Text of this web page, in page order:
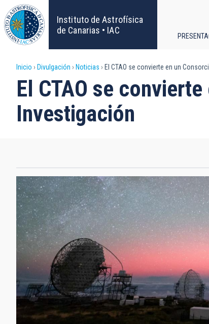
Pasar
al
contenido
principal
Instituto de Astrofísica
de Canarias • IAC
Sobrescribir
enlaces
de
a
la
navegación
Inicio Divulgación Noticias El CTAO se convierte en un
El CTAO se
Investigación